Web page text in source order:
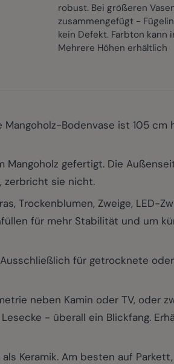
robust. Bei größeren
zusammengefügt -
kein Defekt. Farbton kann
Mehrere Höhen erhältlich
Bodenvase ist 105 cm
Mangoholz gefertigt. Die
zerbricht sie nicht.
Trockenblumen, Zweige, LED-
für mehr Stabilität und um
Ausschließlich für getrocknete
neben Kamin oder TV, oder
- überall ein Blickfang.
Keramik. Am besten auf